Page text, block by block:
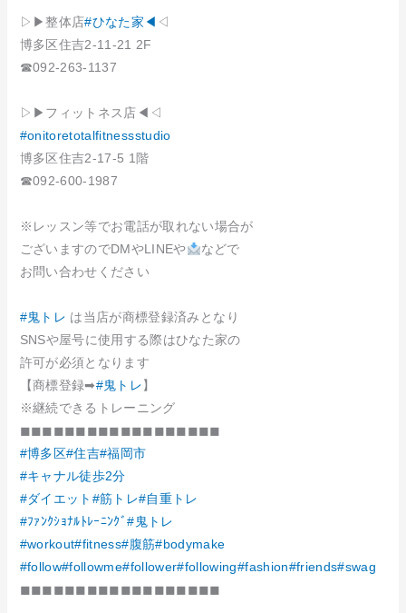
▷▶︎整体店#ひなた家◀︎ ◁
博多区住吉2-11-21 2F
☎︎092-263-1137
▷▶︎フィットネス店◀︎◁
#onitoretotalfitnessstudio
博多区住吉2-17-5 1階
☎︎092-600-1987
※レッスン等でお電話が取れない場合が
ございますのでDMやLINEや
などで
お問い合わせください
#鬼トレ は当店が商標登録済みとなり
SNSや屋号に使用する際はひなた家の
許可が必須となります
【商標登録➡#鬼トレ】
※継続できるトレーニング
◼︎◼︎◼︎◼︎◼︎◼︎◼︎◼︎◼︎◼︎◼︎◼︎◼︎◼︎◼︎◼︎◼︎◼︎
#博多区#住吉#福岡市
#キャナル徒歩2分
#ダイエット #筋トレ#自重トレ
#ﾌｧﾝｸｼｮﾅﾙﾄﾚｰﾆﾝｸﾞ#鬼トレ
#workout#fitness#腹筋#bodymake
#follow#followme#follower#following#fashion#friends#swag
◼︎◼︎◼︎◼︎◼︎◼︎◼︎◼︎◼︎◼︎◼︎◼︎◼︎◼︎◼︎◼︎◼︎◼︎